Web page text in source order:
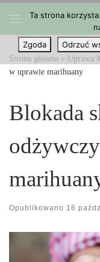
Przejdź do treści
Strona główna » Uprawa
w uprawie marihuany
Blokada
Opublikowano 16
Ta strona
Zgoda
Odrzuć